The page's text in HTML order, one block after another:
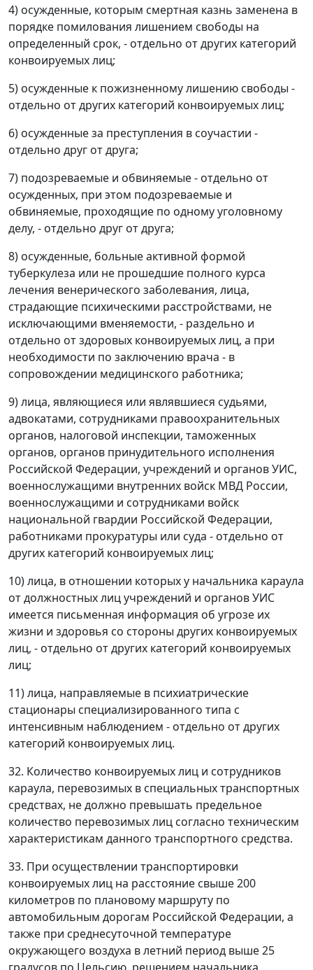
4) осужденные, которым смертная казнь заменена в
порядке помилования лишением свободы на
определенный срок, - отдельно от других категорий
конвоируемых лиц;
5) осужденные к пожизненному лишению свободы -
отдельно от других категорий конвоируемых лиц;
6) осужденные за преступления в соучастии -
отдельно друг от друга;
7) подозреваемые и обвиняемые - отдельно от
осужденных, при этом подозреваемые и
обвиняемые, проходящие по одному уголовному
делу, - отдельно друг от друга;
8) осужденные, больные активной формой
туберкулеза или не прошедшие полного курса
лечения венерического заболевания, лица,
страдающие психическими расстройствами, не
исключающими вменяемости, - раздельно и
отдельно от здоровых конвоируемых лиц, а при
необходимости по заключению врача - в
сопровождении медицинского работника;
9) лица, являющиеся или являвшиеся судьями,
адвокатами, сотрудниками правоохранительных
органов, налоговой инспекции, таможенных
органов, органов принудительного исполнения
Российской Федерации, учреждений и органов УИС,
военнослужащими внутренних войск МВД России,
военнослужащими и сотрудниками войск
национальной гвардии Российской Федерации,
работниками прокуратуры или суда - отдельно от
других категорий конвоируемых лиц;
10) лица, в отношении которых у начальника караула
от должностных лиц учреждений и органов УИС
имеется письменная информация об угрозе их
жизни и здоровья со стороны других конвоируемых
лиц, - отдельно от других категорий конвоируемых
лиц;
11) лица, направляемые в психиатрические
стационары специализированного типа с
интенсивным наблюдением - отдельно от других
категорий конвоируемых лиц.
32. Количество конвоируемых лиц и сотрудников
караула, перевозимых в специальных транспортных
средствах, не должно превышать предельное
количество перевозимых лиц согласно техническим
характеристикам данного транспортного средства.
33. При осуществлении транспортировки
конвоируемых лиц на расстояние свыше 200
километров по плановому маршруту по
автомобильным дорогам Российской Федерации, а
также при среднесуточной температуре
окружающего воздуха в летний период выше 25